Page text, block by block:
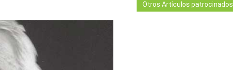
Otros Artículos patrocinados